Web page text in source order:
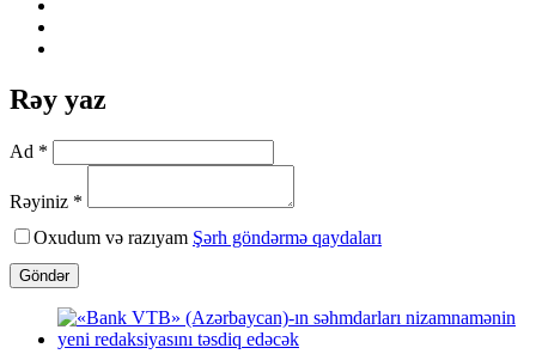
Rəy yaz
Ad *
Rəyiniz *
Oxudum və razıyam Şərh göndərmə qaydaları
Göndər